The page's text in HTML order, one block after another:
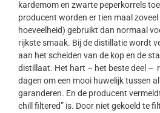
kardemom en zwarte peperkorrels
producent worden er tien maal
hoeveelheid) gebruikt dan normaal
rijkste smaak. Bij de distillatie wordt
aan het scheiden van de kop en de
distillaat. Het hart – het beste deel –
dagen om een mooi huwelijk tussen
garanderen. En de producent
chill filtered” is. Door niet gekoeld te